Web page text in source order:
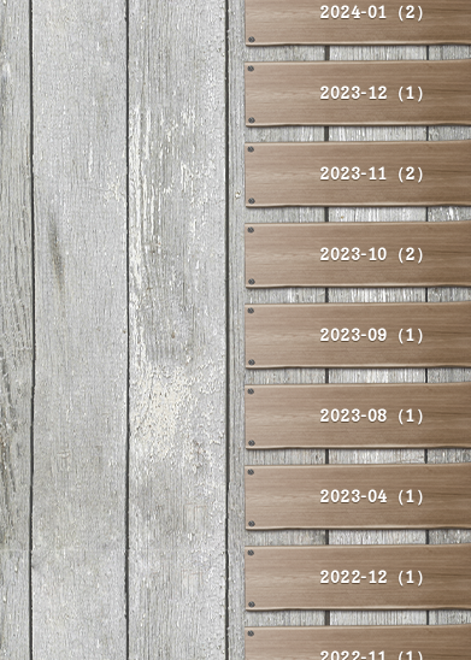
2024-01（2）
2023-12（1）
2023-11（2）
2023-10（2）
2023-09（1）
2023-08（1）
2023-04（1）
2022-12（1）